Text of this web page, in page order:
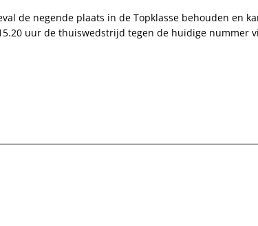
de negende plaats in de Topklasse behouden en
uur de thuiswedstrijd tegen de huidige nummer